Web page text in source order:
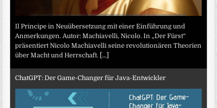
Il Principe in Neuübersetzung mit einer Einführung und
Anmerkungen. Autor: Machiavelli, Nicolo. In „Der Fürst“
präsentiert Nicolo Machiavelli seine revolutionären Theorien
über Macht und Herrschaft. [...]
ChatGPT: Der Game-Changer für Java-Entwickler